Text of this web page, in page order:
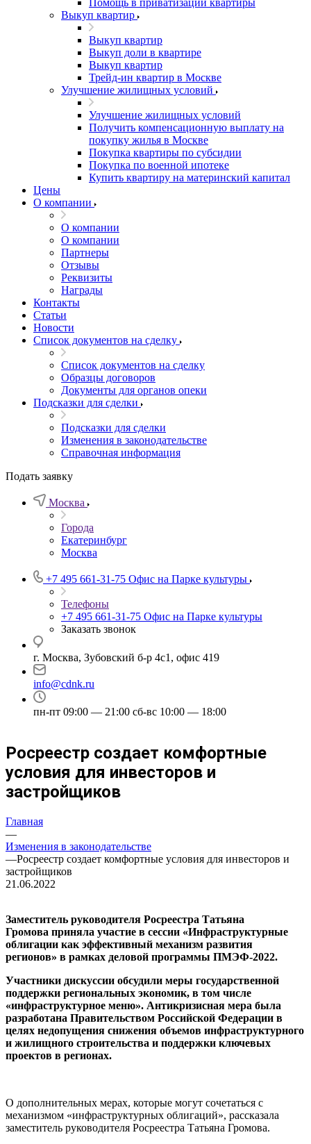
Помощь в приватизации квартиры
Выкуп квартир
Выкуп квартир
Выкуп доли в квартире
Выкуп квартир
Трейд-ин квартир в Москве
Улучшение жилищных условий
Улучшение жилищных условий
Получить компенсационную выплату на
покупку жилья в Москве
Покупка квартиры по субсидии
Покупка по военной ипотеке
Купить квартиру на материнский капитал
Цены
О компании
О компании
О компании
Партнеры
Отзывы
Реквизиты
Награды
Контакты
Статьи
Новости
Список документов на сделку
Список документов на сделку
Образцы договоров
Документы для органов опеки
Подсказки для сделки
Подсказки для сделки
Изменения в законодательстве
Справочная информация
Подать заявку
Москва
Города
Екатеринбург
Москва
+7 495 661-31-75 Офис на Парке культуры
Телефоны
+7 495 661-31-75 Офис на Парке культуры
Заказать звонок
г. Москва, Зубовский б-р 4с1, офис 419
info@cdnk.ru
пн-пт 09:00 — 21:00 сб-вс 10:00 — 18:00
Росреестр создает комфортные
условия для инвесторов и
застройщиков
Главная
—
Изменения в законодательстве
—Росреестр создает комфортные условия для инвесторов и
застройщиков
21.06.2022
Заместитель руководителя Росреестра Татьяна
Громова приняла участие в сессии «Инфраструктурные
облигации как эффективный механизм развития
регионов» в рамках деловой программы ПМЭФ-2022.
Участники дискуссии обсудили меры государственной
поддержки региональных экономик, в том числе
«инфраструктурное меню». Антикризисная мера была
разработана Правительством Российской Федерации в
целях недопущения снижения объемов инфраструктурного
и жилищного строительства и поддержки ключевых
проектов в регионах.
О дополнительных мерах, которые могут сочетаться с
механизмом «инфраструктурных облигаций», рассказала
заместитель руководителя Росреестра Татьяна Громова.